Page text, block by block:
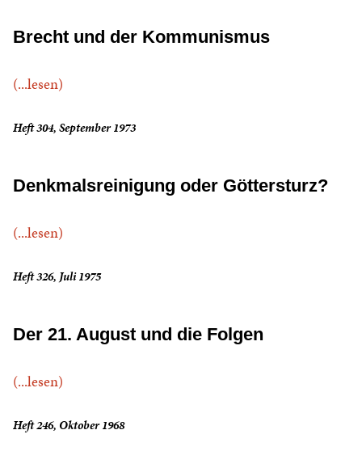
Brecht und der Kommunismus
(...lesen)
Heft 304, September 1973
Denkmalsreinigung oder Göttersturz?
(...lesen)
Heft 326, Juli 1975
Der 21. August und die Folgen
(...lesen)
Heft 246, Oktober 1968